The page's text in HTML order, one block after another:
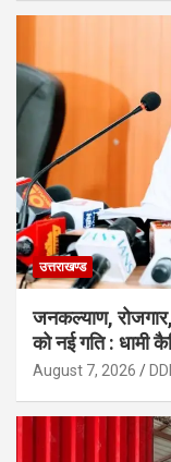
उत्तराखण्ड
जनकल्याण,
को नई गति : धामी
August 7, 2026